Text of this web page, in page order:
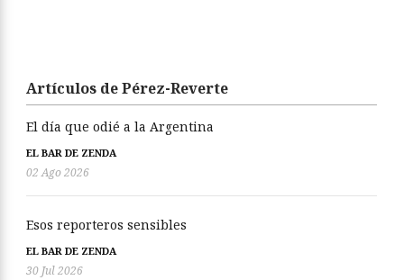
Artículos de Pérez-Reverte
El día que odié a la Argentina
EL BAR DE ZENDA
02 Ago 2026
Esos reporteros sensibles
EL BAR DE ZENDA
30 Jul 2026